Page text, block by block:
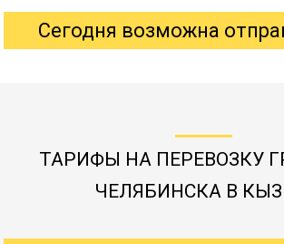
Сегодня возможна
ТАРИФЫ НА ПЕРЕВОЗКУ
ЧЕЛЯБИНСКА В